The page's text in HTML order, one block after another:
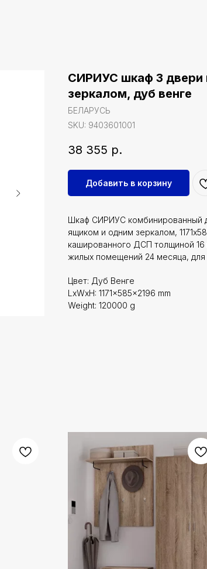
СИРИУС шкаф 3 двери
зеркалом, дуб венге
БЕЛАРУСЬ
SKU: 9403601001
38 355 р.
Добавить в корзину
Шкаф СИРИУС комбинированный
ящиком и одним зеркалом,
кашированного ДСП толщиной 16
жилых помещений 24 месяца,
Цвет: Дуб Венге
LxWxH: 1171x585x2196 mm
Weight: 120000 g